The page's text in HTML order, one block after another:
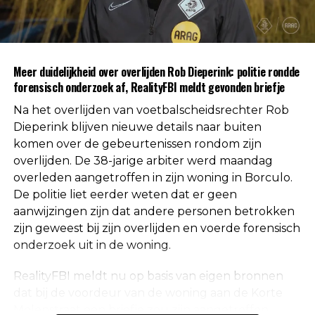
personen. Daarmee is die mogelijkheid volgens de
autoriteiten uitgesloten.
worden geen verdere mededelingen gedaan over
de doodsoorzaak.
Een vaste waarde in de Nederlandse
arbitrage
Met het overlijden van Rob Dieperink verliest het
Nederlandse voetbal een scheidsrechter die
jarenlang actief was op het hoogste niveau.
Dieperink begon al op jonge leeftijd met fluiten in
het amateurvoetbal en werkte zich stap voor stap
Meer duidelijkheid over overlijden Rob Dieperink: politie rondde
forensisch onderzoek af, RealityFBI meldt gevonden briefje
Na het overlijden van voetbalscheidsrechter Rob
Dieperink blijven nieuwe details naar buiten
komen over de gebeurtenissen rondom zijn
overlijden. De 38-jarige arbiter werd maandag
overleden aangetroffen in zijn woning in Borculo.
De politie liet eerder weten dat er geen
aanwijzingen zijn dat andere personen betrokken
zijn geweest bij zijn overlijden en voerde forensisch
onderzoek uit in de woning.
RealityFBI meldt nu op basis van eigen bronnen